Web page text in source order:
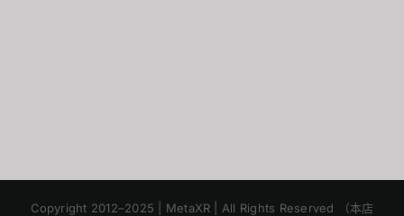
Copyright 2012–2025 | MetaXR | All Rights Reserved （本店
Korean